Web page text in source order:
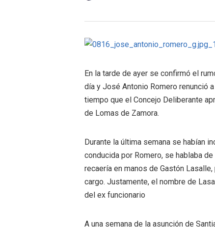
En la tarde de ayer se confirmó el
día y José Antonio Romero renunció
tiempo que el Concejo Deliberante
de Lomas de Zamora.
Durante la última semana se habían
conducida por Romero, se hablaba
recaería en manos de Gastón
cargo. Justamente, el nombre de
del ex funcionario
A una semana de la asunción de